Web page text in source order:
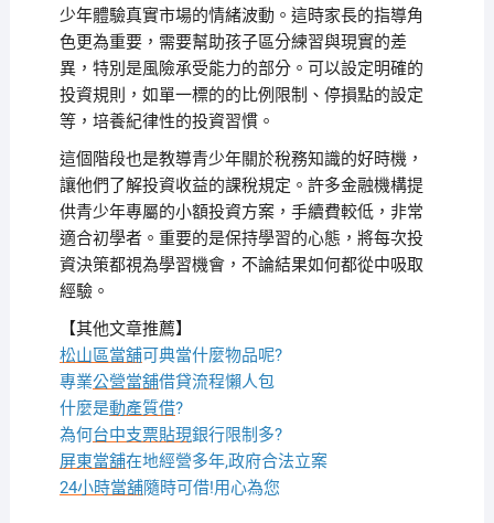
少年體驗真實市場的情緒波動。這時家長的指導角
色更為重要，需要幫助孩子區分練習與現實的差
異，特別是風險承受能力的部分。可以設定明確的
投資規則，如單一標的的比例限制、停損點的設定
等，培養紀律性的投資習慣。
這個階段也是教導青少年關於稅務知識的好時機，
讓他們了解投資收益的課稅規定。許多金融機構提
供青少年專屬的小額投資方案，手續費較低，非常
適合初學者。重要的是保持學習的心態，將每次投
資決策都視為學習機會，不論結果如何都從中吸取
經驗。
【其他文章推薦】
松山區當舖可典當什麼物品呢?
專業公營當舖借貸流程懶人包
什麼是動產質借?
為何台中支票貼現銀行限制多?
屏東當舖在地經營多年,政府合法立案
24小時當舖隨時可借!用心為您